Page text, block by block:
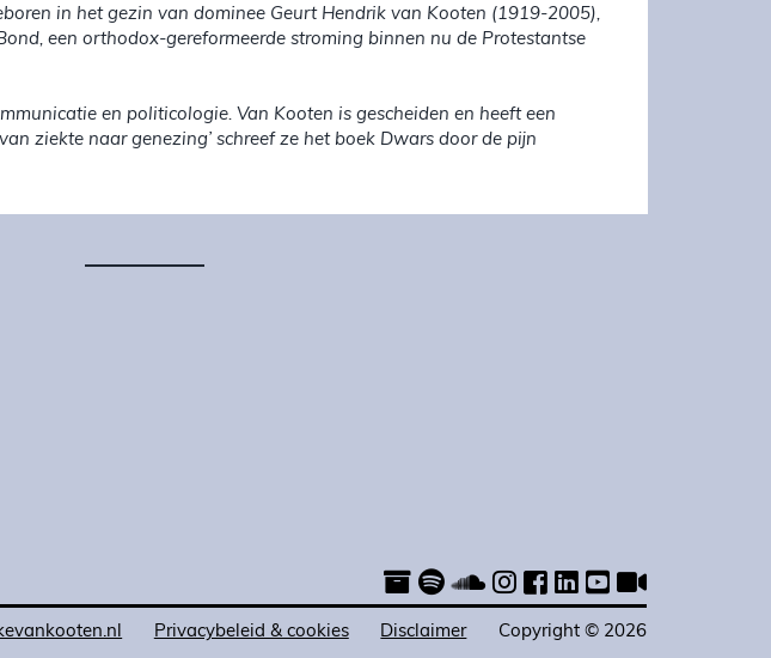
in het gezin van dominee Geurt Hendrik van Kooten (1919-2005),
een orthodox-gereformeerde stroming binnen nu de Protestantse
en politicologie. Van Kooten is gescheiden en heeft een
ziekte naar genezing’ schreef ze het boek Dwars door de pijn
Privacybeleid & cookies Disclaimer Copyright © 2026